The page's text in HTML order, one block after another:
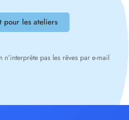
pour les ateliers
pas les rêves par e-mail